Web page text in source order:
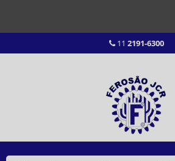
11 2191-6300